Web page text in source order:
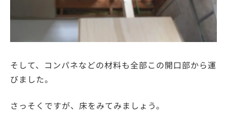
そして、コンパネなどの材料も全部この開口部から運
びました。
さっそくですが、床をみてみましょう。